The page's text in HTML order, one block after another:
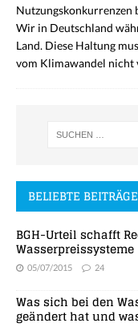
Nutzungskonkurrenzen
Wir in Deutschland
Land. Diese Haltung
vom Klimawandel nicht
BELIEBTE BEITRÄGE
BGH-Urteil schafft
Wasserpreissysteme
05/07/2015 24
Was sich bei den
geändert hat und